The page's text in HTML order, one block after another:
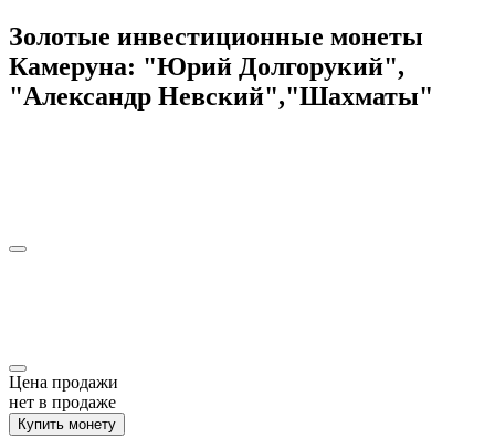
Золотые инвестиционные монеты
Камеруна: "Юрий Долгорукий",
"Александр Невский","Шахматы"
Цена продажи
нет в продаже
Купить монету